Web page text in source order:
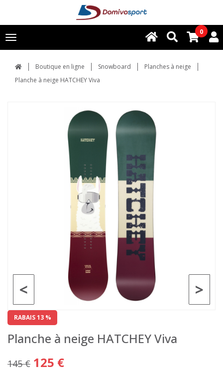
Toggle
navigation
0
Boutique en ligne Snowboard
Planches à neige
Planche à neige HATCHEY Viva
>
<
RABAIS 13 %
Planche à neige HATCHEY Viva
145 € 125 €